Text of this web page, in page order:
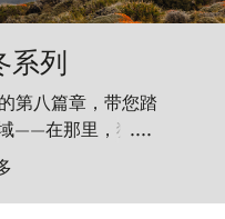
系列
第八篇章，带您踏
——在那里，狂风
而百内塔（Torres
兵，傲然向苍穹发
....